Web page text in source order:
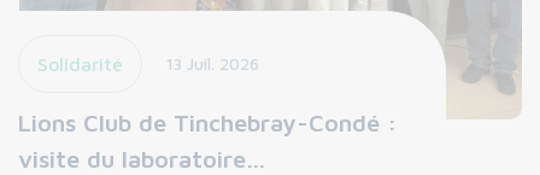
Solidarité 13 Juil. 2026
Lions Club de Tinchebray-Condé :
visite du laboratoire…